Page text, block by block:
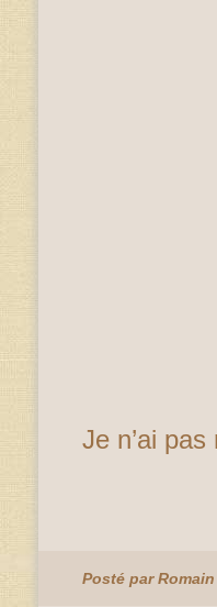
Je n’ai
Posté par Romain